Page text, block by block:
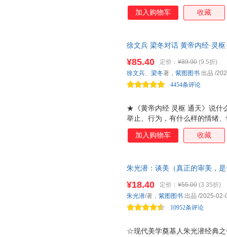
天便当吃什么？ 成为妻子、母
当。如何让便当更美味、分量
可能的 竹轮洞便当 ；拯救单调
一个故事都值得纪念！ ★【爱
忆，都是那么温暖！ 高木直子
加入购物车 收藏
徐文兵 梁冬对话 黄帝内经·灵
方，就是告诉你什么叫“正常”。
★《黄帝内经 灵枢 通天》说什
举止、行为，有什么样的情绪
不同、阴阳属性差异，划分为
同类型，并分别描述了他们在
什么要学*《黄帝内经 灵枢 通
自己生存的环境。 人世无常，
天》*厉害的地方，就是告诉你
¥85.40 定价： ¥89.90 (9.5折)
4454条评论
徐文兵、 梁冬著， 紫图图书 出品 /
加入购物车 收藏
朱光潜：谈美（真正的审美，
活出自我。李泽厚、蒋勋、季
☆现代美学奠基人朱光潜经典
¥18.40 定价： ¥55.00 (3.35折)
10952条评论
朱光潜/著， 紫图图书 出品 /2025-02-